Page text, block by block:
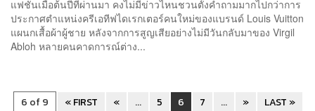
แฟชั่นเมื่อต้นปีที่ผ่านมา คงไม่มีข่าวไหนชวนตั้งคำถามมากไปกว่าการ
ประกาศตำแหน่งครีเอทีฟไดเรกเตอร์คนใหม่ของแบรนด์ Louis Vuitton
แผนกเสื้อผ้าผู้ชาย หลังจากการสูญเสียอย่างไม่มีวันกลับมาของ Virgil
Abloh หลายคนคาดการณ์ต่าง...
6 of 9 « FIRST « ... 5 6 7 ... » LAST »